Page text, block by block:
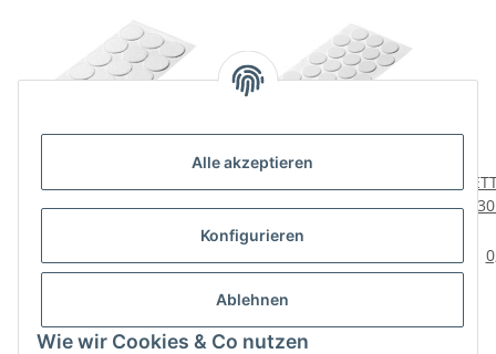
Alle akzeptieren
Konfigurieren
Ablehnen
Wie wir Cookies & Co nutzen
Ø35mm, weiß, 18 Stück
und Schutzpuffer, rund,
3,49 €
x